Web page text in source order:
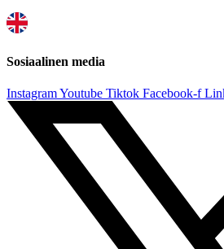
Sosiaalinen media
InstagramYoutube Tiktok Facebook-f